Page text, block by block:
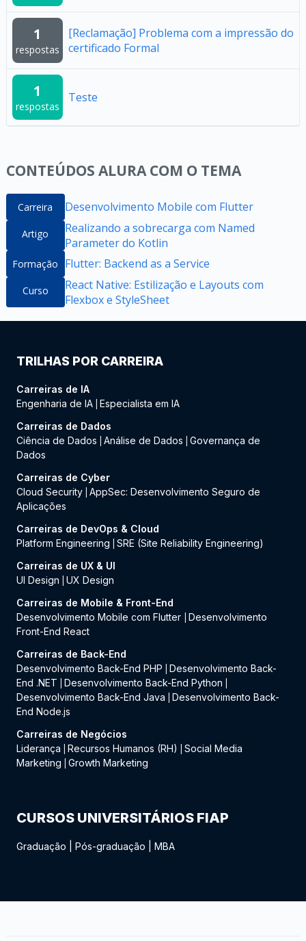
1
respostas
[Reclamação] Problema com a impressão do
certificado Formal
1
respostas
Teste
CONTEÚDOS ALURA COM O TEMA
Carreira Desenvolvimento Mobile com Flutter
Artigo
Realizando a sobrecarga com Named
Parameter do Kotlin
Formação Flutter: Backend as a Service
Curso
React Native: Estilização e Layouts com
Flexbox e StyleSheet
TRILHAS POR CARREIRA
Carreiras de IA
Engenharia de IA Especialista em IA
Carreiras de Dados
Ciência de Dados
Análise de Dados
Governança de
Dados
Carreiras de Cyber
Cloud Security AppSec: Desenvolvimento Seguro de
Aplicações
Carreiras de DevOps & Cloud
Platform Engineering
SRE (Site Reliability Engineering)
Carreiras de UX & UI
UI Design
UX Design
Carreiras de Mobile & Front-End
Desenvolvimento Mobile com Flutter
Desenvolvimento
Front-End React
Carreiras de Back-End
Desenvolvimento Back-End PHP
Desenvolvimento Back-
End .NET
Desenvolvimento Back-End Python
Desenvolvimento Back-End Java
Desenvolvimento Back-
End Node.js
Carreiras de Negócios
Liderança
Recursos Humanos (RH)
Social Media
Marketing
Growth Marketing
CURSOS UNIVERSITÁRIOS FIAP
Graduação Pós-graduação MBA